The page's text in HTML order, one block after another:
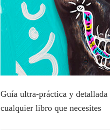
Guía ultra-práctica y
cualquier libro que necesites